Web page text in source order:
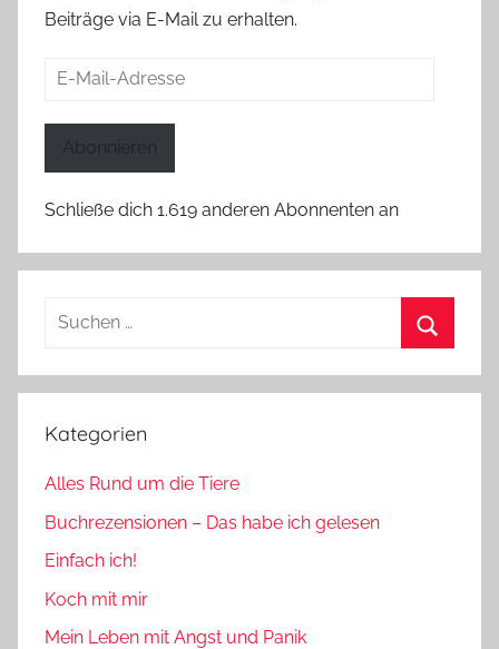
Beiträge via E-Mail zu erhalten.
E-
Abonnieren
Schließe dich 1.619 anderen Abonnenten an
Suchen
Kategorien
Alles Rund um die Tiere
Buchrezensionen – Das habe ich gelesen
Einfach ich!
Koch mit mir
Mein Leben mit Angst und Panik